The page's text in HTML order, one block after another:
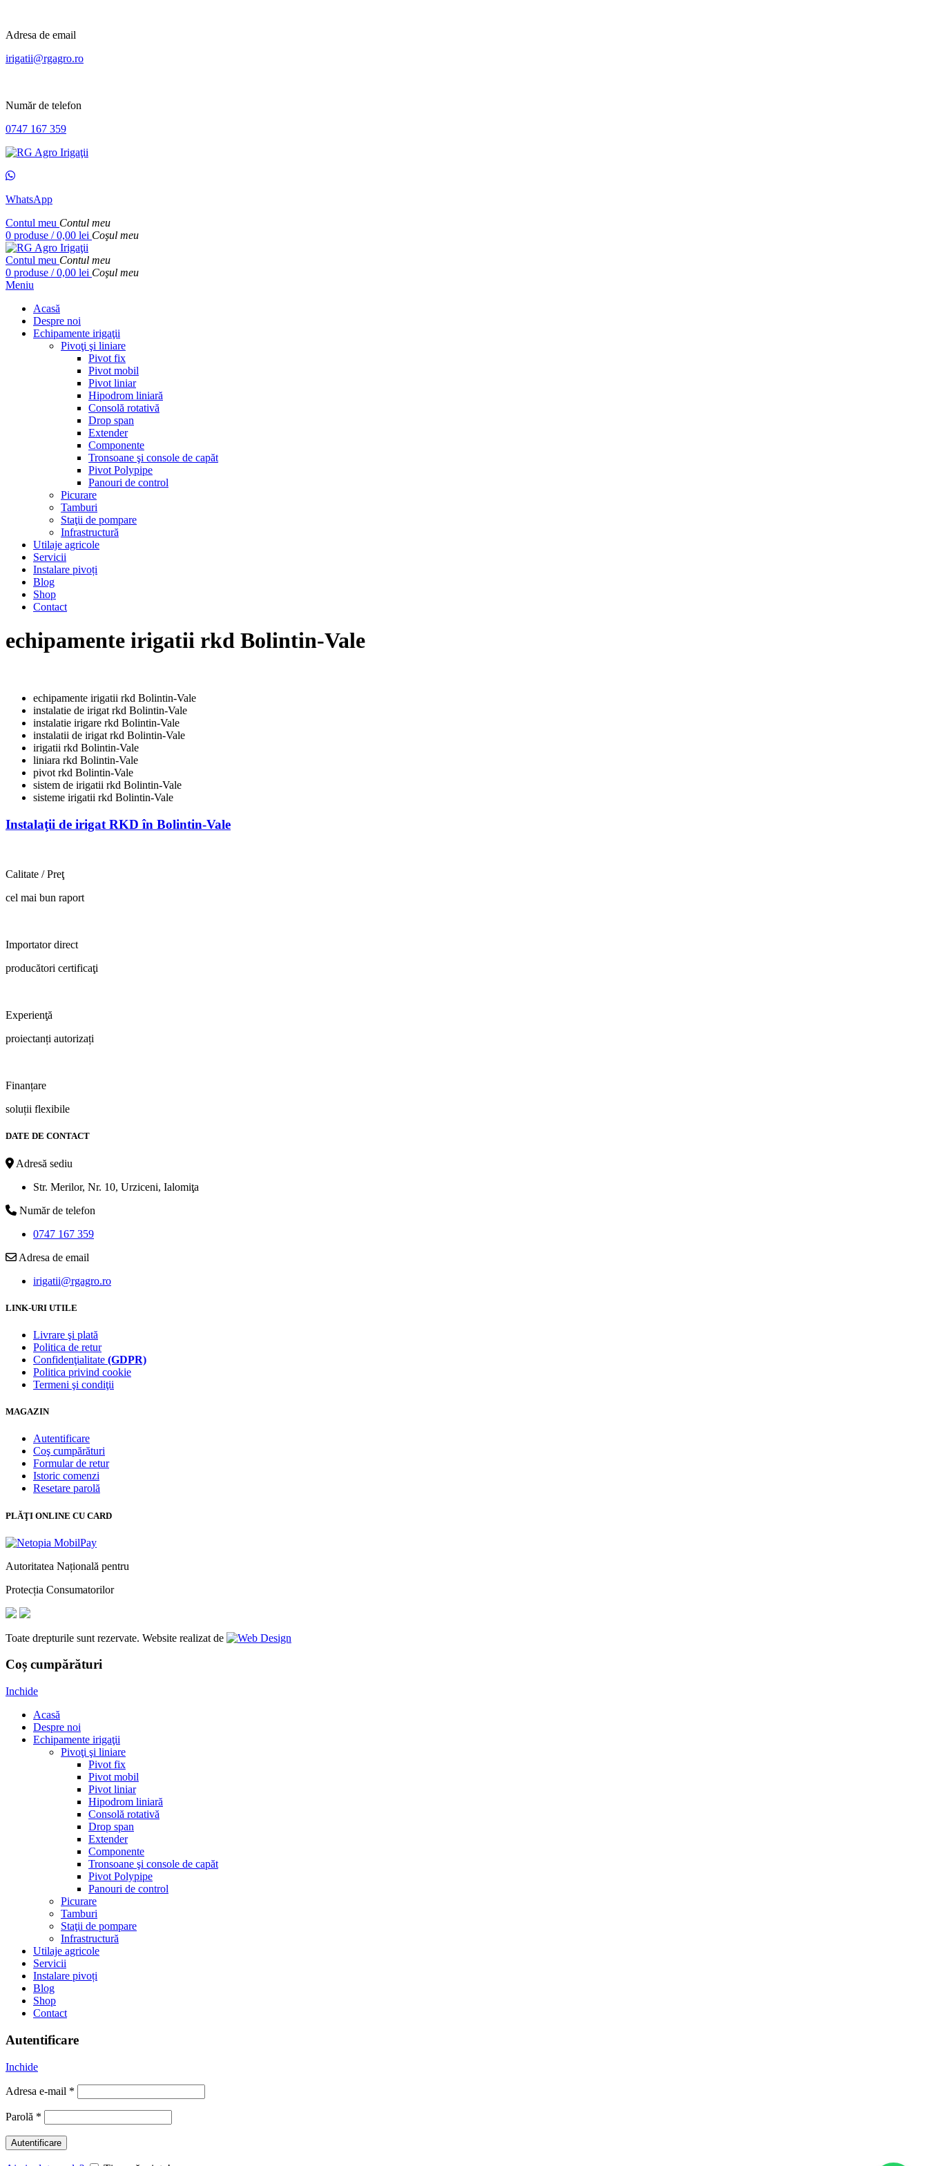
Adresa de email
irigatii@rgagro.ro
Număr de telefon
0747 167 359
WhatsApp
Contul meu Contul meu
0 produse / 0,00 lei Coşul meu
Contul meu Contul meu
0 produse / 0,00 lei Coşul meu
Meniu
Acasă
Despre noi
Echipamente irigaţii
Pivoţi şi liniare
Pivot fix
Pivot mobil
Pivot liniar
Hipodrom liniară
Consolă rotativă
Drop span
Extender
Componente
Tronsoane şi console de capăt
Pivot Polypipe
Panouri de control
Picurare
Tamburi
Staţii de pompare
Infrastructură
Utilaje agricole
Servicii
Instalare pivoți
Blog
Shop
Contact
echipamente irigatii rkd Bolintin-Vale
echipamente irigatii rkd Bolintin-Vale
instalatie de irigat rkd Bolintin-Vale
instalatie irigare rkd Bolintin-Vale
instalatii de irigat rkd Bolintin-Vale
irigatii rkd Bolintin-Vale
liniara rkd Bolintin-Vale
pivot rkd Bolintin-Vale
sistem de irigatii rkd Bolintin-Vale
sisteme irigatii rkd Bolintin-Vale
Instalaţii de irigat RKD în Bolintin-Vale
Calitate / Preţ
cel mai bun raport
Importator direct
producători certificaţi
Experienţă
proiectanți autorizați
Finanțare
soluții flexibile
DATE DE CONTACT
Adresă sediu
Str. Merilor, Nr. 10, Urziceni, Ialomiţa
Număr de telefon
0747 167 359
Adresa de email
irigatii@rgagro.ro
LINK-URI UTILE
Livrare şi plată
Politica de retur
Confidenţialitate (GDPR)
Politica privind cookie
Termeni şi condiţii
MAGAZIN
Autentificare
Coş cumpărături
Formular de retur
Istoric comenzi
Resetare parolă
PLĂŢI ONLINE CU CARD
Autoritatea Națională pentru
Protecția Consumatorilor
Toate drepturile sunt rezervate. Website realizat de
Coș cumpărături
Inchide
Acasă
Despre noi
Echipamente irigaţii
Pivoţi şi liniare
Pivot fix
Pivot mobil
Pivot liniar
Hipodrom liniară
Consolă rotativă
Drop span
Extender
Componente
Tronsoane şi console de capăt
Pivot Polypipe
Panouri de control
Picurare
Tamburi
Staţii de pompare
Infrastructură
Utilaje agricole
Servicii
Instalare pivoți
Blog
Shop
Contact
Autentificare
Inchide
Adresa e-mail *
Parolă *
Autentificare